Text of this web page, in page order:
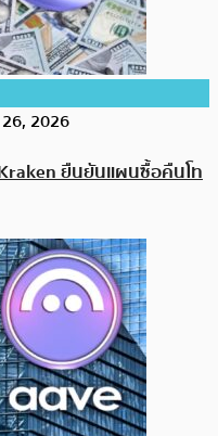
2026
ยืนยันแผนซื้อคืนโท